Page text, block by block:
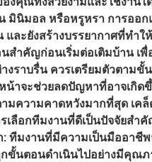
มินิมอล หรือหรูหรา การออ
และยังสร้างบรรยากาศที่ทำ
สำคัญก่อนเริ่มต่อเติมบ้าน เพื่
งราบรื่น ควรเตรียมตัวตามขั้
น้าจะช่วยลดปัญหาที่อาจเกิด
มความคาดหวังมากที่สุด เคล็
รเลือกทีมงานที่ดีเป็นปัจจัยสำ
ทีมงานที่มีความเป็นมืออาชี
ขั้นตอนดำเนินไปอย่างมีคุณ